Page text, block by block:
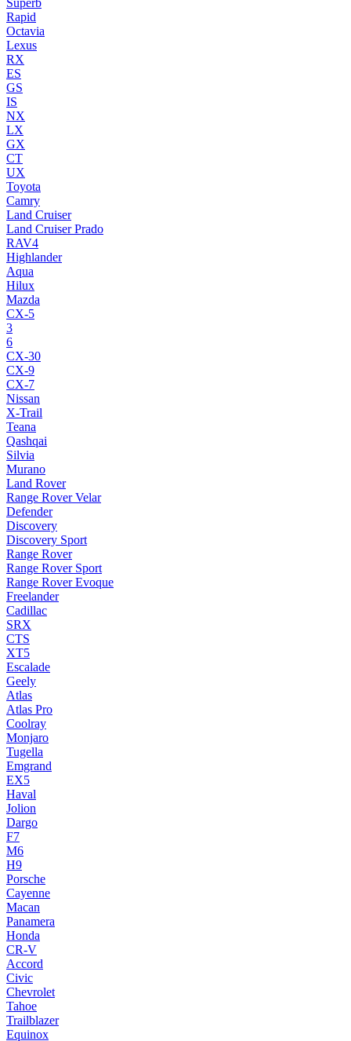
Superb
Rapid
Octavia
Lexus
RX
ES
GS
IS
NX
LX
GX
CT
UX
Toyota
Camry
Land Cruiser
Land Cruiser Prado
RAV4
Highlander
Aqua
Hilux
Mazda
CX-5
3
6
CX-30
CX-9
CX-7
Nissan
X-Trail
Teana
Qashqai
Silvia
Murano
Land Rover
Range Rover Velar
Defender
Discovery
Discovery Sport
Range Rover
Range Rover Sport
Range Rover Evoque
Freelander
Cadillac
SRX
CTS
XT5
Escalade
Geely
Atlas
Atlas Pro
Coolray
Monjaro
Tugella
Emgrand
EX5
Haval
Jolion
Dargo
F7
M6
H9
Porsche
Cayenne
Macan
Panamera
Honda
CR-V
Accord
Civic
Chevrolet
Tahoe
Trailblazer
Equinox